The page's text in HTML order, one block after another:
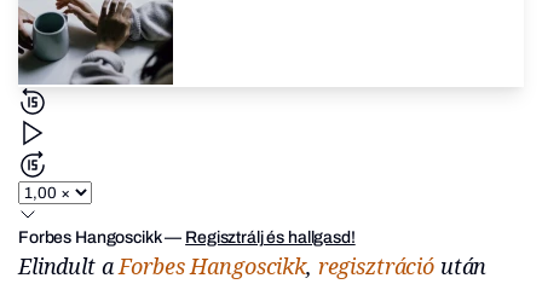
Forbes Hangoscikk— Regisztrálj és hallgasd!
Elindult aForbes Hangoscikk, regisztráció után